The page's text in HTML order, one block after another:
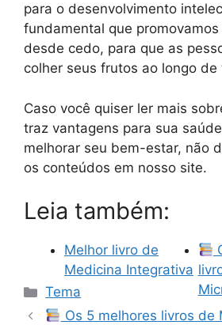
para o desenvolvimento
fundamental que
desde cedo, para que as
colher seus frutos ao longo
Caso você quiser ler mais
traz vantagens para sua
melhorar seu bem-estar, não
os conteúdos em nosso site.
Leia também:
Melhor livro de
Medicina Integrativa
Categorias
Tema
Os 5 melhores livros de